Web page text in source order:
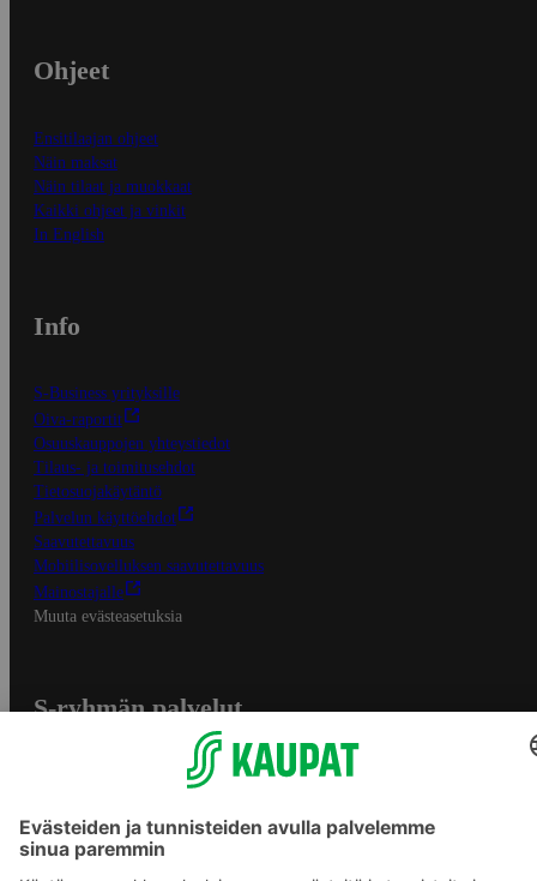
Ohjeet
Ensitilaajan ohjeet
Näin maksat
Näin tilaat ja muokkaat
Kaikki ohjeet ja vinkit
In English
Info
S-Business yrityksille
Oiva-raportit
Osuuskauppojen yhteystiedot
Tilaus- ja toimitusehdot
Tietosuojakäytäntö
Palvelun käyttöehdot
Saavutettavuus
Mobiilisovelluksen saavutettavuus
Mainostajalle
Muuta evästeasetuksia
S-ryhmän palvelut
Yhteishyvä Ruoka -sovellus
S-ostoslista -sovellus